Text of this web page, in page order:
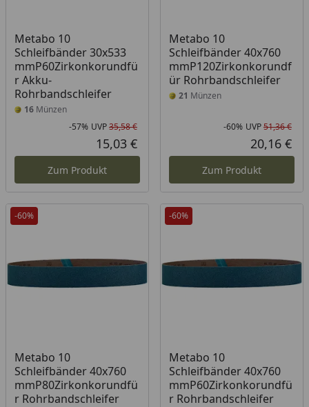
Metabo 10
Schleifbänder 30x533
mmP60Zirkonkorundfü
r Akku-
Rohrbandschleifer
16 Münzen
Rabatt in Prozent
-57%
Ursprünglicher Preis
UVP35,58 €
Aktueller Preis
15,03 €
Zum Produkt
Metabo 10
Schleifbänder 40x760
mmP120Zirkonkorundf
ür Rohrbandschleifer
21 Münzen
-60% UVP51,36 €
20,16 €
Zum Produkt
-60%
Metabo 10
Schleifbänder 40x760
mmP80Zirkonkorundfü
r Rohrbandschleifer
-60%
Metabo 10
Schleifbänder 40x760
mmP60Zirkonkorundfü
r Rohrbandschleifer